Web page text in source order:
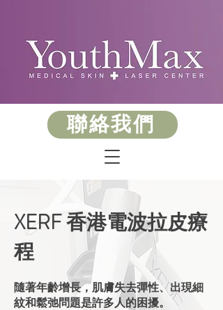
聯絡我們
XERF 香港電波拉皮療
程
隨著年齡增長，肌膚失去彈性、出現細
紋和鬆弛問題是許多人的困擾。